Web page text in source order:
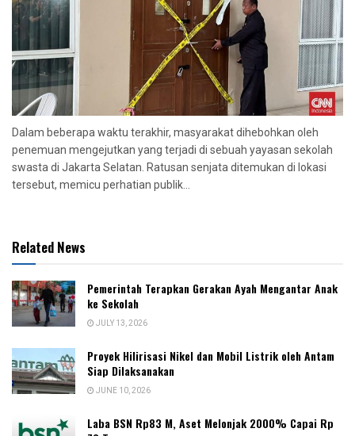
Dalam beberapa waktu terakhir, masyarakat dihebohkan oleh
penemuan mengejutkan yang terjadi di sebuah yayasan sekolah
swasta di Jakarta Selatan. Ratusan senjata ditemukan di lokasi
tersebut, memicu perhatian publik...
Related News
Pemerintah Terapkan Gerakan Ayah Mengantar Anak
ke Sekolah
JULY 13, 2026
Proyek Hilirisasi Nikel dan Mobil Listrik oleh Antam
Siap Dilaksanakan
JUNE 10, 2026
Laba BSN Rp83 M, Aset Melonjak 2000% Capai Rp